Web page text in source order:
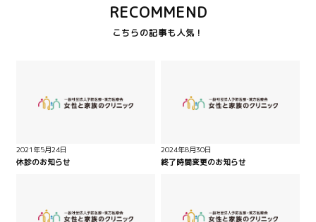
RECOMMEND
2021年5月24日
休診のお知らせ
2024年8月30日
終了時間変更のお知らせ